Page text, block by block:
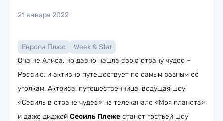
21 января 2022
Европа Плюс
Week & Star
Она не Алиса, но давно нашла свою страну чудес –
Россию, и активно путешествует по самым разным её
уголкам. Актриса, путешественница, ведущая шоу
«Сесиль в стране чудес» на телеканале «Моя планета»
и даже диджей Сесиль Плеже станет гостьей шоу